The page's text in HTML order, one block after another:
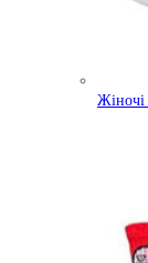
Жіночі